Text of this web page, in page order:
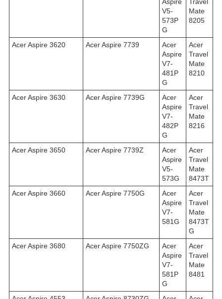
V5-
573P
G
Mate
8205
Acer Aspire 3620 Acer Aspire 7739
Acer
Aspire
V7-
481P
G
Acer
Travel
Mate
8210
Acer Aspire 3630 Acer Aspire 7739G
Acer
Aspire
V7-
482P
G
Acer
Travel
Mate
8216
Acer Aspire 3650 Acer Aspire 7739Z
Acer
Aspire
V5-
573G
Acer
Travel
Mate
8473T
Acer Aspire 3660
Acer Aspire 7750G
Acer
Aspire
V7-
581G
Acer
Travel
Mate
8473T
G
Acer Aspire 3680
Acer Aspire 7750ZG
Acer
Aspire
V7-
581P
G
Acer
Travel
Mate
8481